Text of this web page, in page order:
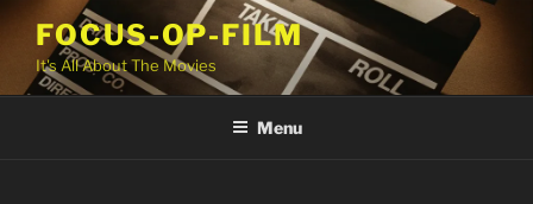
inhoud
FOCUS-OP-FILM
It's All About The Movies
Menu